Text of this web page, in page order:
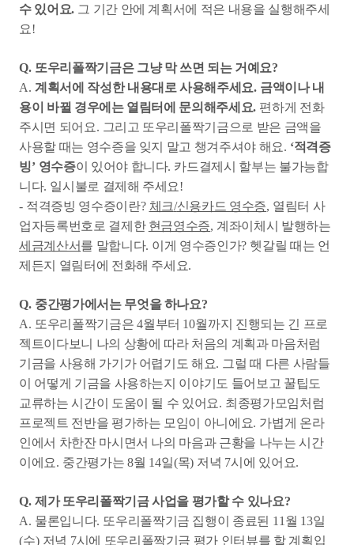
수 있어요. 그 기간 안에 계획서에 적은 내용을 실행해주세
요!
Q. 또우리폴짝기금은 그냥 막 쓰면 되는 거예요?
A. 계획서에 작성한 내용대로 사용해주세요. 금액이나 내
용이 바뀔 경우에는 열림터에 문의해주세요. 편하게 전화
주시면 되어요. 그리고 또우리폴짝기금으로 받은 금액을
사용할 때는 영수증을 잊지 말고 챙겨주셔야 해요. ‘적격증
빙’ 영수증이 있어야 합니다. 카드결제시 할부는 불가능합
니다. 일시불로 결제해 주세요!
- 적격증빙 영수증이란? 체크/신용카드 영수증, 열림터 사
업자등록번호로 결제한 현금영수증, 계좌이체시 발행하는
세금계산서를 말합니다. 이게 영수증인가? 헷갈릴 때는 언
제든지 열림터에 전화해 주세요.
Q. 중간평가에서는 무엇을 하나요?
A. 또우리폴짝기금은 4월부터 10월까지 진행되는 긴 프로
젝트이다보니 나의 상황에 따라 처음의 계획과 마음처럼
기금을 사용해 가기가 어렵기도 해요. 그럴 때 다른 사람들
이 어떻게 기금을 사용하는지 이야기도 들어보고 꿀팁도
교류하는 시간이 도움이 될 수 있어요. 최종평가모임처럼
프로젝트 전반을 평가하는 모임이 아니에요. 가볍게 온라
인에서 차한잔 마시면서 나의 마음과 근황을 나누는 시간
이에요. 중간평가는 8월 14일(목) 저녁 7시에 있어요.
Q. 제가 또우리폴짝기금 사업을 평가할 수 있나요?
A. 물론입니다. 또우리폴짝기금 집행이 종료된 11 월 13일
(수) 저녁 7시에 또우리폴짝기금 평가 인터뷰를 할 계획입